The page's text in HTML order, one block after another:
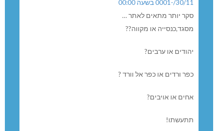
יותר מתאים לאתר …
או מקווה??
או ערבים?
ורדים או כפר אל וורד ?
או אויבים?